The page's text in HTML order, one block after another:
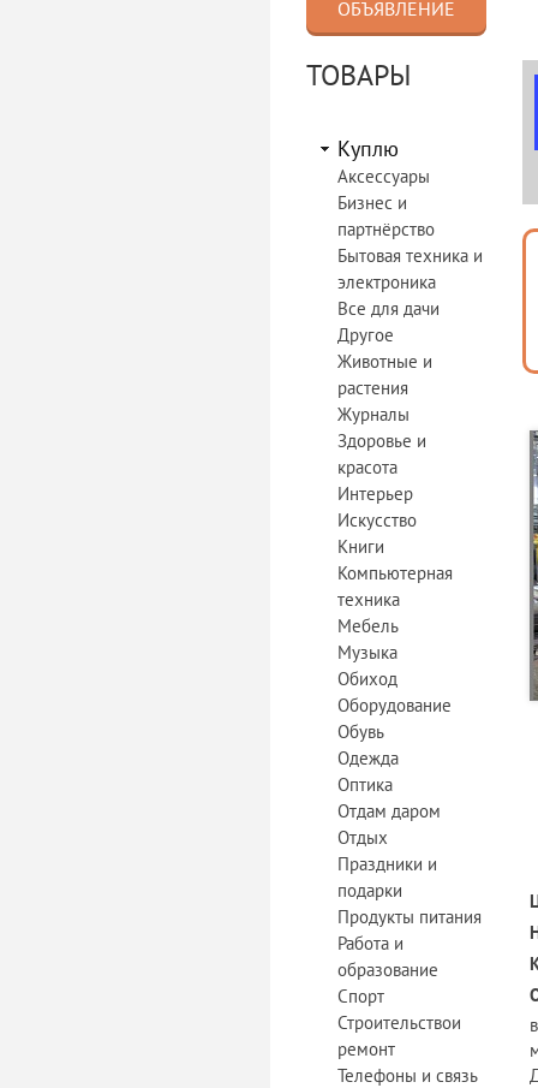
ОБЪЯВЛЕНИЕ
ТОВАРЫ
Куплю
Аксессуары
Бизнес и
партнёрство
Бытовая техника и
электроника
Все для дачи
Другое
Животные и
растения
Журналы
Здоровье и
красота
Интерьер
Искусство
Книги
Компьютерная
техника
Мебель
Музыка
Обиход
Оборудование
Обувь
Одежда
Оптика
Отдам даром
Отдых
Праздники и
подарки
Продукты питания
Работа и
образование
Спорт
Строительствои
ремонт
Телефоны и связь